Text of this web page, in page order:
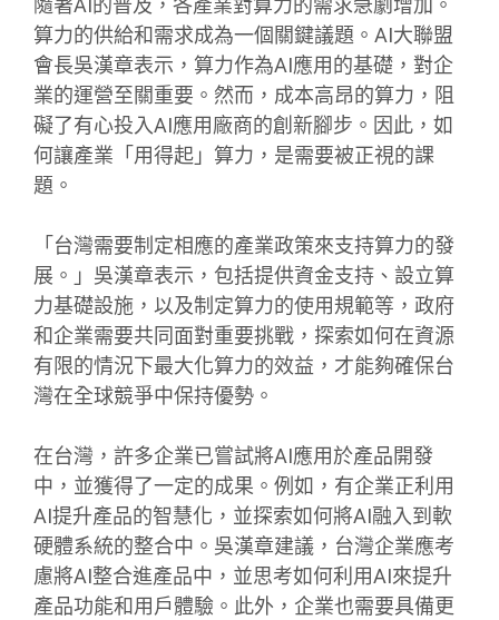
隨著AI的普及，各產業對算力的需求急劇增加。
算力的供給和需求成為一個關鍵議題。AI大聯盟
會長吳漢章表示，算力作為AI應用的基礎，對企
業的運營至關重要。然而，成本高昂的算力，阻
礙了有心投入AI應用廠商的創新腳步。因此，如
何讓產業「用得起」算力，是需要被正視的課
題。
「台灣需要制定相應的產業政策來支持算力的發
展。」吳漢章表示，包括提供資金支持、設立算
力基礎設施，以及制定算力的使用規範等，政府
和企業需要共同面對重要挑戰，探索如何在資源
有限的情況下最大化算力的效益，才能夠確保台
灣在全球競爭中保持優勢。
在台灣，許多企業已嘗試將AI應用於產品開發
中，並獲得了一定的成果。例如，有企業正利用
AI提升產品的智慧化，並探索如何將AI融入到軟
硬體系統的整合中。吳漢章建議，台灣企業應考
慮將AI整合進產品中，並思考如何利用AI來提升
產品功能和用戶體驗。此外，企業也需要具備更